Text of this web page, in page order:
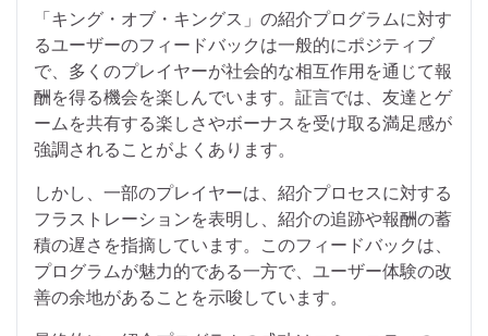
「キング・オブ・キングス」の紹介プログラムに対す
るユーザーのフィードバックは一般的にポジティブ
で、多くのプレイヤーが社会的な相互作用を通じて報
酬を得る機会を楽しんでいます。証言では、友達とゲ
ームを共有する楽しさやボーナスを受け取る満足感が
強調されることがよくあります。
しかし、一部のプレイヤーは、紹介プロセスに対する
フラストレーションを表明し、紹介の追跡や報酬の蓄
積の遅さを指摘しています。このフィードバックは、
プログラムが魅力的である一方で、ユーザー体験の改
善の余地があることを示唆しています。